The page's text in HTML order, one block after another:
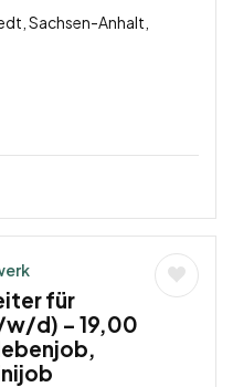
Sachsen-Anhalt,
für
d) – 19,00